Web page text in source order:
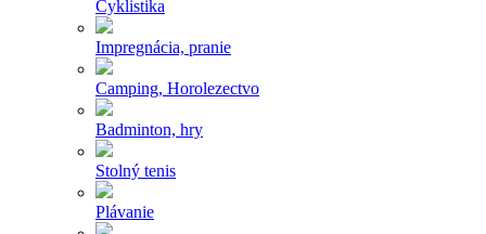
Cyklistika
Impregnácia, pranie
Camping, Horolezectvo
Badminton, hry
Stolný tenis
Plávanie